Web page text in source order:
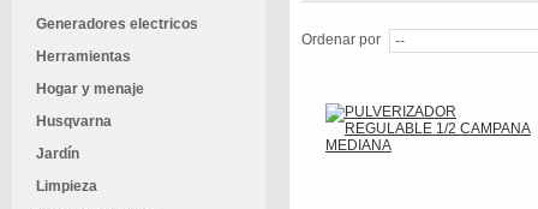
Generadores electricos
Herramientas
Hogar y menaje
Husqvarna
Jardín
Limpieza
Ordenar por